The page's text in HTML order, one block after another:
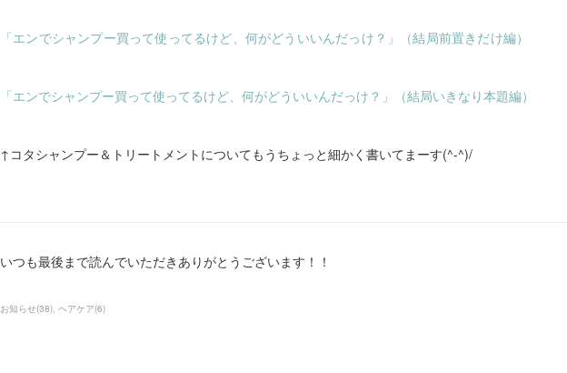
「エンでシャンプー買って使ってるけど、何がどういいんだっけ？」（結局前置きだけ編）
「エンでシャンプー買って使ってるけど、何がどういいんだっけ？」（結局いきなり本題編）
↑コタシャンプー＆トリートメントについてもうちょっと細かく書いてまーす(^-^)/
いつも最後まで読んでいただきありがとうございます！！
お知らせ(38) ヘアケア(6)